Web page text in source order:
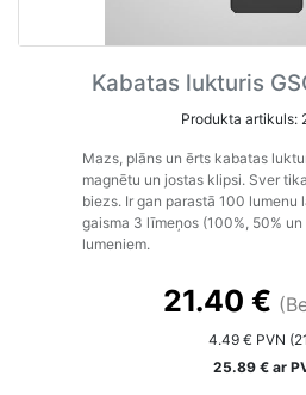
Kabatas lukturis
Produkta artikuls:
Mazs, plāns un ērts kabatas
magnētu un jostas klipsi. Sver
biezs. Ir gan parastā 100 lumenu
gaisma 3 līmeņos (100%, 50%
lumeniem.
21.40 €
4.49 € PVN
25.89 € ar